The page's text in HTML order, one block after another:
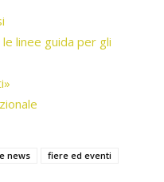
linee guida per gli
news
fiere ed eventi